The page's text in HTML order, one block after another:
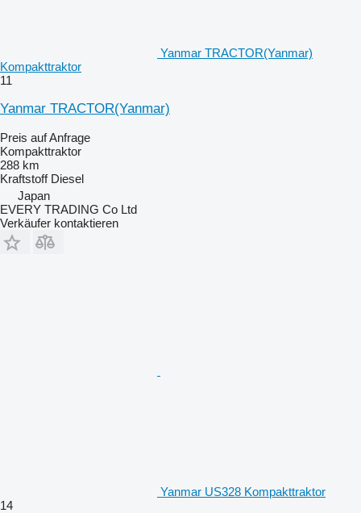
Yanmar TRACTOR(Yanmar)
Kompakttraktor
11
Yanmar TRACTOR(Yanmar)
Preis auf Anfrage
Kompakttraktor
288 km
Kraftstoff Diesel
Japan
EVERY TRADING Co Ltd
Verkäufer kontaktieren
Yanmar US328 Kompakttraktor
14